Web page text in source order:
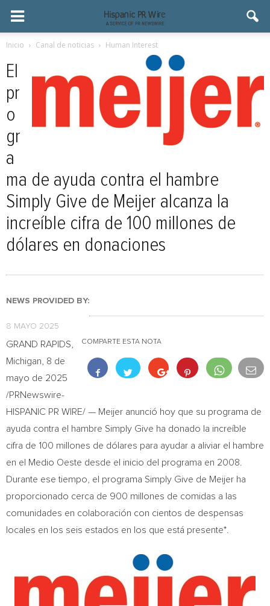
Inicio Canal de noticias Human Interest
El
pr
o
gr
a
ma de ayuda contra el hambre
Simply Give de Meijer alcanza la
increíble cifra de 100 millones de
dólares en donaciones
NEWS PROVIDED BY:
8 MAYO 2025
COMPARTE ESTA NOTA
GRAND RAPIDS,
Michigan
8 de
mayo de 2025
/PRNewswire-
HISPANIC PR WIRE/ — Meijer anunció hoy que su programa de
ayuda contra el hambre Simply Give ha donado la increíble
cifra de 100 millones de dólares para ayudar a aliviar el hambre
en el
Medio Oeste desde el inicio del programa en 2008.
Durante ese tiempo, el programa Simply Give de Meijer ha
proporcionado cerca de 900 millones de comidas a las
comunidades en colaboración con cientos de despensas
locales en los seis estados en los que está presente*.